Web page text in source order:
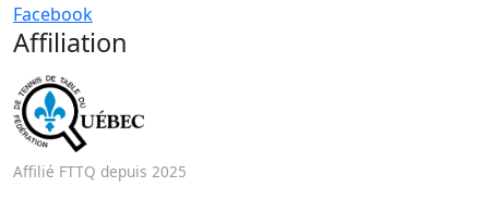
Facebook
Affiliation
Affilié FTTQ depuis 2025